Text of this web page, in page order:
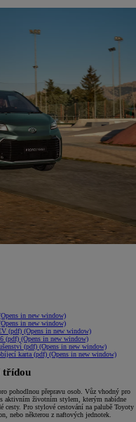
in new window)
in new window)
(pdf) (Opens in new window)
(pdf) (Opens in new window)
(pdf) (Opens in new window)
karta (pdf) (Opens in new window)
třídou
pohodlnou přepravu osob. Vůz vhodný pro
aktivním životním stylem, kterým nabídne
Pro stylové cestování na palubě Toyoty
nebo některou z naftových jednotek.